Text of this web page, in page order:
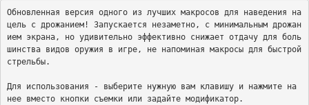
Обновленная версия одного из лучших макросов для наведения на
цель с дрожанием! Запускается незаметно, с минимальным дрожан
ием экрана, но удивительно эффективно снижает отдачу для боль
шинства видов оружия в игре, не напоминая макросы для быстрой
стрельбы.
Для использования - выберите нужную вам клавишу и нажмите на
нее вместо кнопки съемки или задайте модификатор.